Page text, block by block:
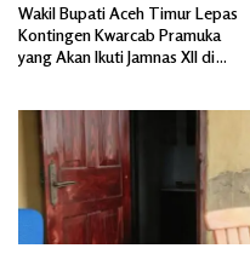
Wakil Bupati Aceh Timur Lepas
Kontingen Kwarcab Pramuka
yang Akan Ikuti Jamnas XII di